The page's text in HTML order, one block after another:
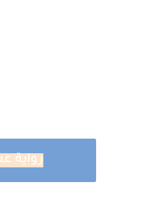
رواية